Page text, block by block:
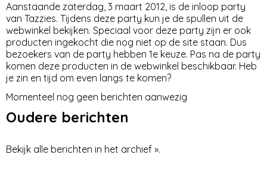
Aanstaande zaterdag, 3 maart 2012, is de inloop party
van Tazzies. Tijdens deze party kun je de spullen uit de
webwinkel bekijken. Speciaal voor deze party zijn er ook
producten ingekocht die nog niet op de site staan. Dus
bezoekers van de party hebben 1e keuze. Pas na de party
komen deze producten in de webwinkel beschikbaar. Heb
je zin en tijd om even langs te komen?
Momenteel nog geen berichten aanwezig
Oudere berichten
Bekijk alle berichten in het archief ».